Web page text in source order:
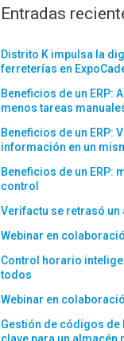
Entradas
Distrito K impulsa la
ferreterías en
Beneficios de un ERP:
menos tareas
Beneficios de un ERP:
información en un
Beneficios de un ERP:
control
Verifactu se retrasó un
Webinar en
Control horario
todos
Webinar en
Gestión de códigos de